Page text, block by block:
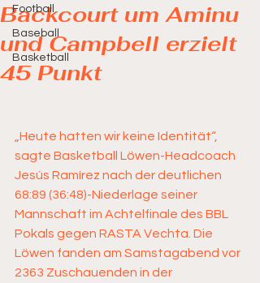
Football
Baseball
Basketball
Backcourt um Aminu
und Campbell erzielt
45 Punkt
„Heute hatten wir keine Identität“,
sagte Basketball Löwen-Headcoach
Jesús Ramírez nach der deutlichen
68:89 (36:48)-Niederlage seiner
Mannschaft im Achtelfinale des BBL
Pokals gegen RASTA Vechta. Die
Löwen fanden am Samstagabend vor
2363 Zuschauenden in der